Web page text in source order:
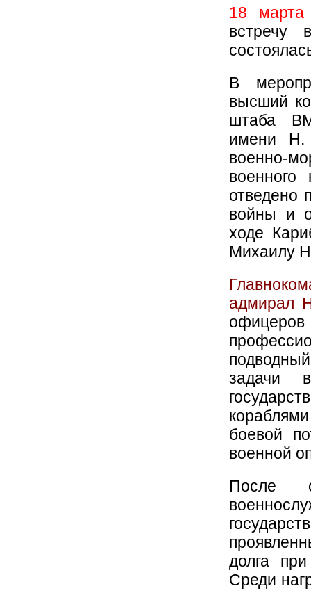
18 марта
встречу
В
высший
штаба
имени Н.
военно-
военного
отведено
войны и
ходе
Михаилу
адмирал
задачи
боевой
военной
После
долга
Среди